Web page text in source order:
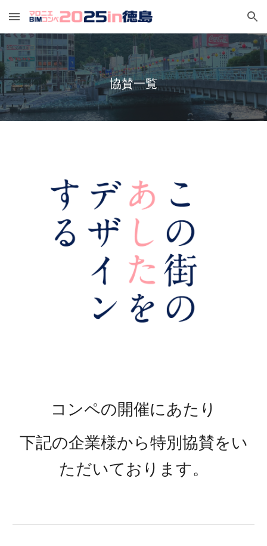
Skip to main content Skip to navigation
協賛一覧
コンペの開催にあたり
下記の企業様から特別協賛をい
ただいております。